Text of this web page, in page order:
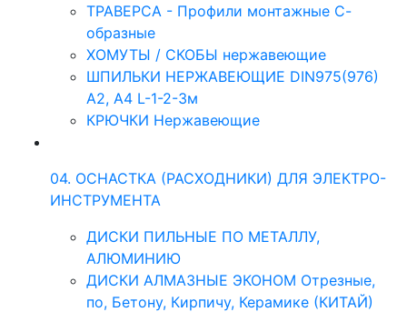
ТРАВЕРСА - Профили монтажные С-
образные
ХОМУТЫ / СКОБЫ нержавеющие
ШПИЛЬКИ НЕРЖАВЕЮЩИЕ DIN975(976)
A2, А4 L-1-2-3м
КРЮЧКИ Нержавеющие
04. ОСНАСТКА (РАСХОДНИКИ) ДЛЯ ЭЛЕКТРО-
ИНСТРУМЕНТА
ДИСКИ ПИЛЬНЫЕ ПО МЕТАЛЛУ,
АЛЮМИНИЮ
ДИСКИ АЛМАЗНЫЕ ЭКОНОМ Отрезные,
по, Бетону, Кирпичу, Керамике (КИТАЙ)